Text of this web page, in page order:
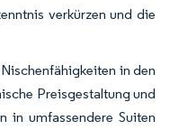
verkürzen und die
in den
Preisgestaltung und
in umfassendere Suiten